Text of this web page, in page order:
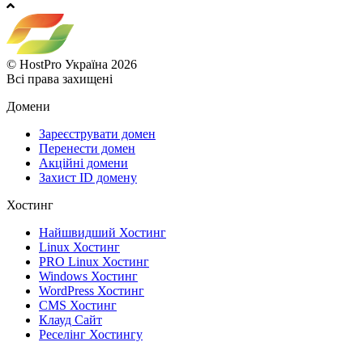
© HostPro Україна 2026
Всі права захищені
Домени
Зареєструвати домен
Перенести домен
Акційні домени
Захист ID домену
Хостинг
Найшвидший Хостинг
Linux Хостинг
PRO Linux Хостинг
Windows Хостинг
WordPress Хостинг
CMS Хостинг
Клауд Сайт
Реселінг Хостингу